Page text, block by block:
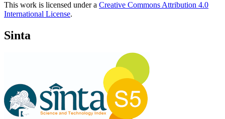
This work is licensed under a Creative Commons Attribution 4.0
International License.
Sinta